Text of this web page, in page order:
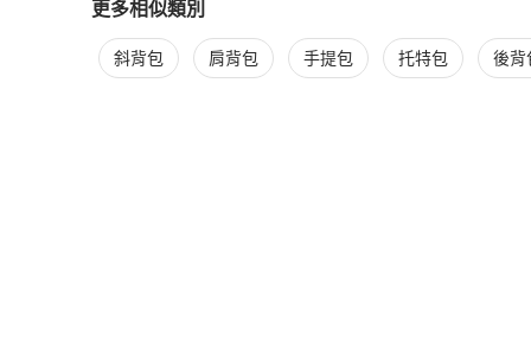
更多相似類別
更多Louis Vuitton女包 相似商品推薦
斜背包 肩背包 手提包 托特包 後背